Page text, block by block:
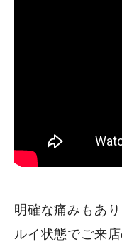
明確な痛みもあ
ルイ状態でご来